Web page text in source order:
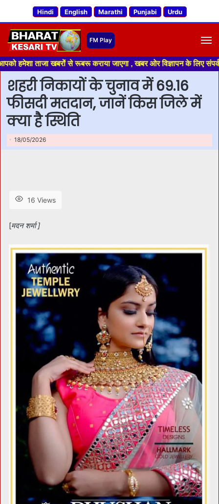
Hindi English Marathi Punjabi Urdu
खबरों से रूबरू कराया जाएगा , खबर ओर विज्ञापन के लिए संपर्क करे
शहरी निकायों के चुनाव में 69.16
फीसदी मतदान, जानें किस जिले में
क्या है स्थिति
18/05/2026
16 Views
[मदन शर्मा ]